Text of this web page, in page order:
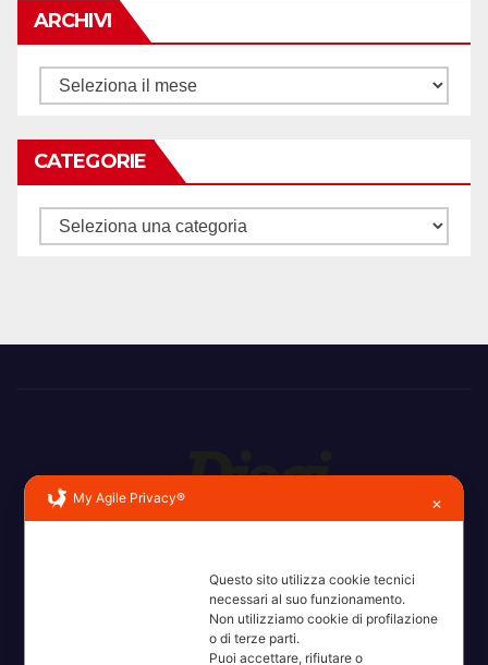
ARCHIVI
Archivi
CATEGORIE
Categorie
My Agile Privacy® ✕
Questo sito utilizza cookie tecnici
necessari al suo funzionamento.
Non utilizziamo cookie di profilazione
o di terze parti.
Puoi accettare, rifiutare o